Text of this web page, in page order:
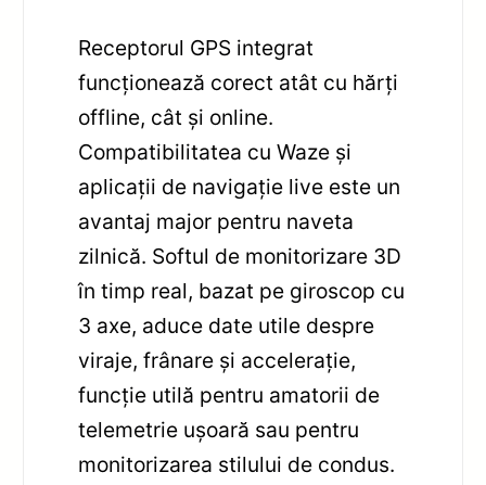
Receptorul GPS integrat
funcționează corect atât cu hărți
offline, cât și online.
Compatibilitatea cu Waze și
aplicații de navigație live este un
avantaj major pentru naveta
zilnică. Softul de monitorizare 3D
în timp real, bazat pe giroscop cu
3 axe, aduce date utile despre
viraje, frânare și accelerație,
funcție utilă pentru amatorii de
telemetrie ușoară sau pentru
monitorizarea stilului de condus.